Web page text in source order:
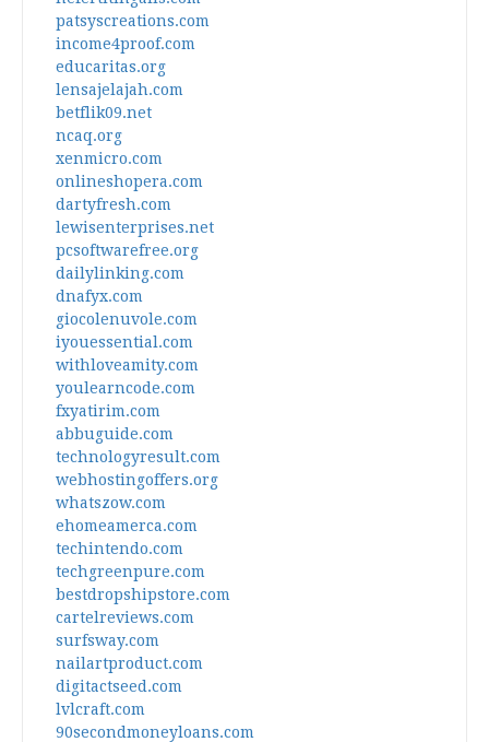
patsyscreations.com
income4proof.com
educaritas.org
lensajelajah.com
betflik09.net
ncaq.org
xenmicro.com
onlineshopera.com
dartyfresh.com
lewisenterprises.net
pcsoftwarefree.org
dailylinking.com
dnafyx.com
giocolenuvole.com
iyouessential.com
withloveamity.com
youlearncode.com
fxyatirim.com
abbuguide.com
technologyresult.com
webhostingoffers.org
whatszow.com
ehomeamerca.com
techintendo.com
techgreenpure.com
bestdropshipstore.com
cartelreviews.com
surfsway.com
nailartproduct.com
digitactseed.com
lvlcraft.com
90secondmoneyloans.com